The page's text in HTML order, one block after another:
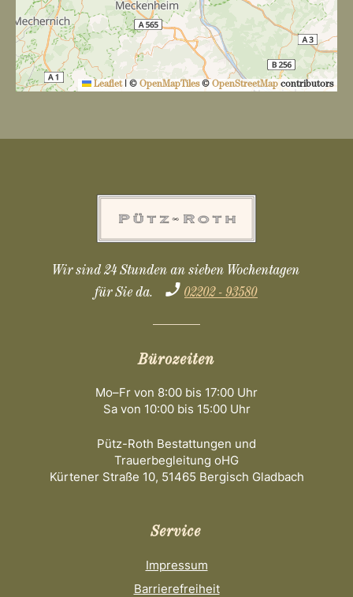
Leaflet | © OpenMapTiles© OpenStreetMap contributors
Wir sind 24 Stunden an sieben Wochentagen
für Sie da.
02202 - 93580
Bürozeiten
Mo–Fr von 8:00 bis 17:00 Uhr
Sa von 10:00 bis 15:00 Uhr
Pütz-Roth Bestattungen und
Trauerbegleitung oHG
Kürtener Straße 10, 51465 Bergisch Gladbach
Service
Impressum
Barrierefreiheit